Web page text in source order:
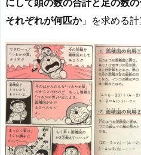
にして頭の数の合計と足の数の
それぞれが何匹か」を求める計